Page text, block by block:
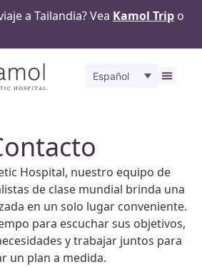
a Tailandia? Vea Kamol Trip o
Español
Hospital, nuestro equipo de
de clase mundial brinda una
en un solo lugar conveniente.
para escuchar sus objetivos,
y trabajar juntos para
un plan a medida.